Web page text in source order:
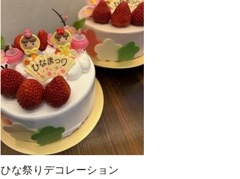
ひな祭りデコレーション